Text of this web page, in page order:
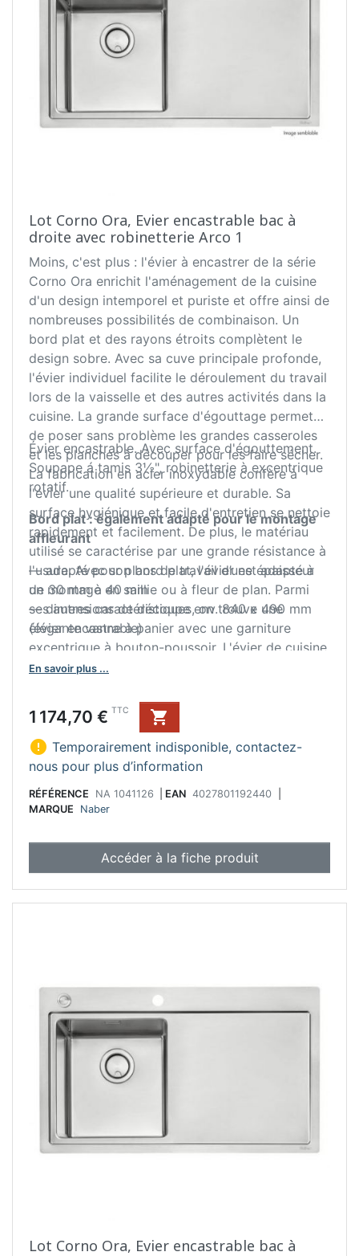
Lot Corno Ora, Evier encastrable bac à
droite avec robinetterie Arco 1
Moins, c'est plus : l'évier à encastrer de la série
Corno Ora enrichit l'aménagement de la cuisine
d'un design intemporel et puriste et offre ainsi de
nombreuses possibilités de combinaison. Un
bord plat et des rayons étroits complètent le
design sobre. Avec sa cuve principale profonde,
l'évier individuel facilite le déroulement du travail
lors de la vaisselle et des autres activités dans la
cuisine. La grande surface d'égouttage permet
de poser sans problème les grandes casseroles
et les planches à découper pour les faire sécher.
La fabrication en acier inoxydable confère à
l'évier une qualité supérieure et durable. Sa
surface hygiénique et facile d'entretien se nettoie
rapidement et facilement. De plus, le matériau
utilisé se caractérise par une grande résistance à
l'usure. Avec son bord plat, l'évier est adapté à
un montage en saillie ou à fleur de plan. Parmi
ses autres caractéristiques, on trouve une
élégante vanne à panier avec une garniture
excentrique à bouton-poussoir. L'évier de cuisine
peut être commandé en option avec une
la robinetterie, il est équipé d'un banc de
robinetterie renforcé.
Évier encastrable. Avec surface d'égouttement.
Soupape á tamis 3½", robinetterie à excentrique
rotatif.
Bord plat : également adapté pour le montage
affleurant
— adapté pour plans de travail d’une épaisseur
de 30 mm à 40 mm
— dimensions de découpe env. 840 x 490 mm
(évier encastrable)
En savoir plus ...
Prix
1 174,70 € TTC

 Temporairement indisponible, contactez-
nous pour plus d’information
RÉFÉRENCE NA 1041126 EAN 4027801192440
MARQUE
Naber
Accéder à la fiche produit
Lot Corno Ora, Evier encastrable bac à